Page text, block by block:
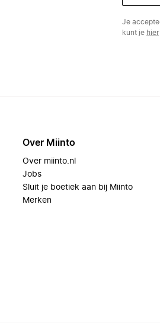
Je
kunt je hier
Over Miinto
Over miinto.nl
Jobs
Sluit je boetiek aan bij Miinto
Merken